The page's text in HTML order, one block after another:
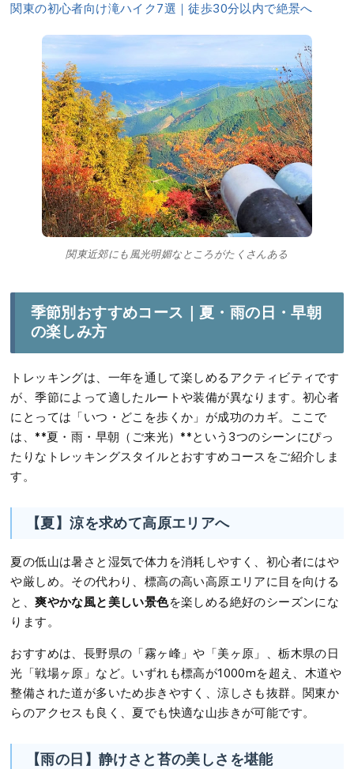
関東の初心者向け滝ハイク7選｜徒歩30分以内で絶景へ
関東近郊にも風光明媚なところがたくさんある
季節別おすすめコース｜夏・雨の日・早朝
の楽しみ方
トレッキングは、一年を通して楽しめるアクティビティです
が、季節によって適したルートや装備が異なります。初心者
にとっては「いつ・どこを歩くか」が成功のカギ。ここで
は、**夏・雨・早朝（ご来光）**という3つのシーンにぴっ
たりなトレッキングスタイルとおすすめコースをご紹介しま
す。
【夏】涼を求めて高原エリアへ
夏の低山は暑さと湿気で体力を消耗しやすく、初心者にはや
や厳しめ。その代わり、標高の高い高原エリアに目を向ける
と、爽やかな風と美しい景色を楽しめる絶好のシーズンにな
ります。
おすすめは、長野県の「霧ヶ峰」や「美ヶ原」、栃木県の日
光「戦場ヶ原」など。いずれも標高が1000mを超え、木道や
整備された道が多いため歩きやすく、涼しさも抜群。関東か
らのアクセスも良く、夏でも快適な山歩きが可能です。
【雨の日】静けさと苔の美しさを堪能